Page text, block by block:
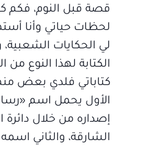
قصة قبل النوم، فكم
لحظات حياتي وأنا
لي الحكايات
الكتابة لهذا النوع من
كتاباتي فلدي بعض
الأول يحمل اسم
إصداره من خلال دائرة
الشارقة، والثاني